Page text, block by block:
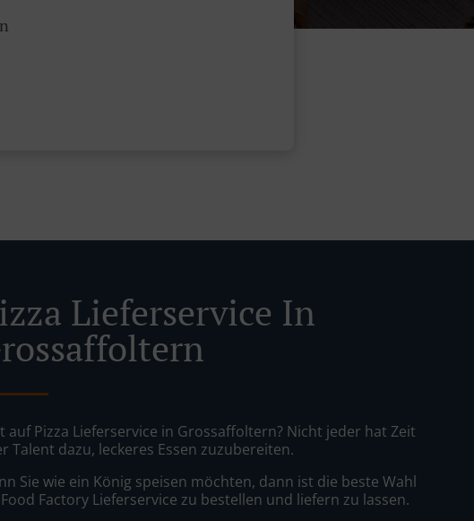
Lieferservice In
auf Pizza Lieferservice in Grossaffoltern? Nicht jeder hat Zeit
Talent dazu, leckeres Essen zuzubereiten.
Sie wie ein König speisen möchten, dann ist die beste Wahl
Factory Lieferservice zu bestellen und liefern zu lassen.